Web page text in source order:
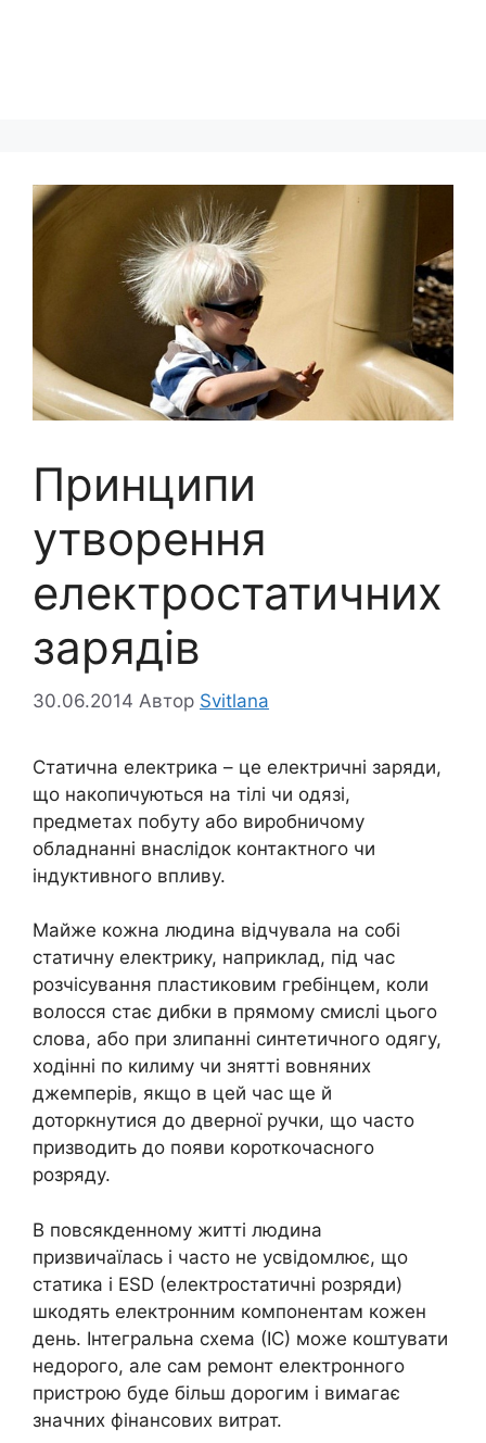
Принципи
утворення
електростатичних
зарядів
30.06.2014 Автор Svitlana
Статична електрика – це електричні заряди,
що накопичуються на тілі чи одязі,
предметах побуту або виробничому
обладнанні внаслідок контактного чи
індуктивного впливу.
Майже кожна людина відчувала на собі
статичну електрику, наприклад, під час
розчісування пластиковим гребінцем, коли
волосся стає дибки в прямому смислі цього
слова, або при злипанні синтетичного одягу,
ходінні по килиму чи знятті вовняних
джемперів, якщо в цей час ще й
доторкнутися до дверної ручки, що часто
призводить до появи короткочасного
розряду.
В повсякденному житті людина
призвичаїлась і часто не усвідомлює, що
статика і ESD (електростатичні розряди)
шкодять електронним компонентам кожен
день. Інтегральна схема (ІС) може коштувати
недорого, але сам ремонт електронного
пристрою буде більш дорогим і вимагає
значних фінансових витрат.